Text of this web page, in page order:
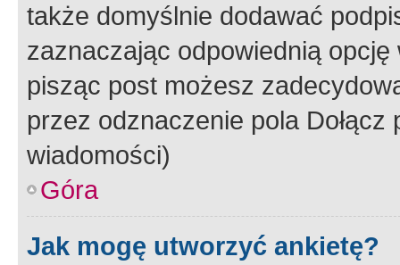
także domyślnie dodawać
zaznaczając odpowiednią
pisząc post możesz
przez odznaczenie pola
wiadomości)
Góra
Jak mogę utworzyć ankietę?